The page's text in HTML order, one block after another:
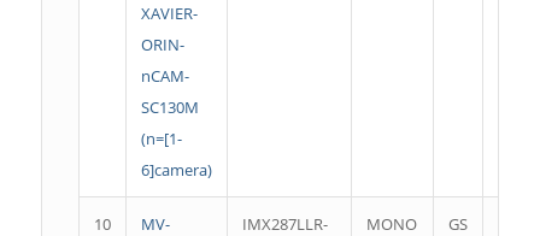
XAVIER-
ORIN-
nCAM-
SC130M
(n=[1-
6]camera)
10
MV-
IMX287LLR-
MONO GS